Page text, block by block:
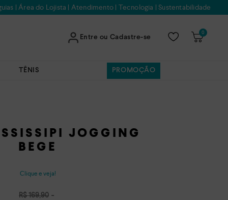
|Área do Lojista | Atendimento| Tecnologia |Sustentabilidade
Entre ou Cadastre-se
0
TÊNIS PROMOÇÃO
JOGGING
BEGE
Clique e veja!
R$ 169,90